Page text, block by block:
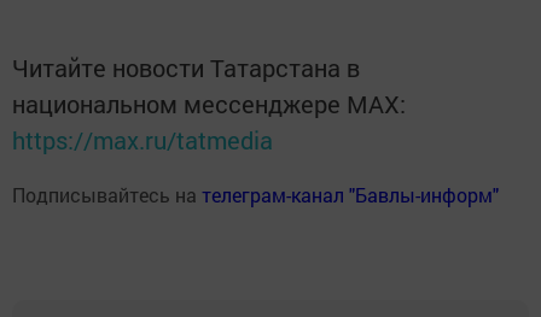
Читайте новости Татарстана в
национальном мессенджере MАХ:
https://max.ru/tatmedia
Подписывайтесь на телеграм-канал "Бавлы-информ"